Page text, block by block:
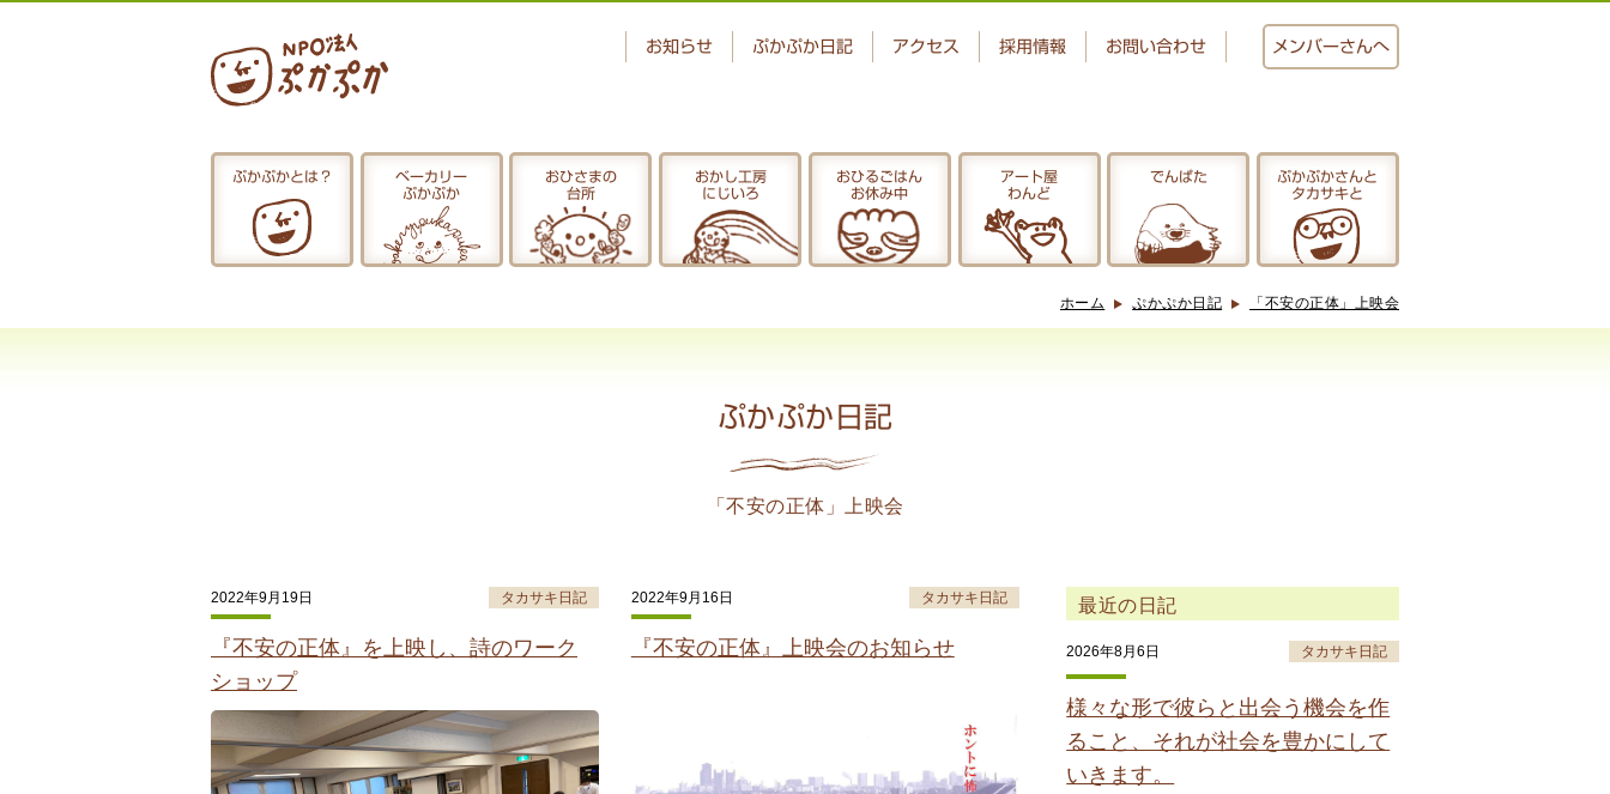
お知らせ ぷかぷか日記 アクセス 採用情報 お問い合わせ メンバーさんへ
ぷかぷかとは？
ぷかぷか
おかし工房
ぷかぷか日記
ぷかぷかとは？
ベーカリー
ぷかぷか
おひさまの
台所
おかし工房
にじいろ
おひるごはん
お休み中
アート屋
わんど
でんぱた
ぷかぷかさんと
タカサキと
ホーム ぷかぷか日記 「不安の正体」上映会
ぷかぷか日記
「不安の正体」上映会
2022年9月19日 タカサキ日記
『不安の正体』を上映し、詩のワーク
ショップ
2022年9月16日 タカサキ日記
『不安の正体』上映会のお知らせ
最近の日記
2026年8月6日 タカサキ日記
様々な形で彼らと出会う機会を作
ること、それが社会を豊かにして
いきます。